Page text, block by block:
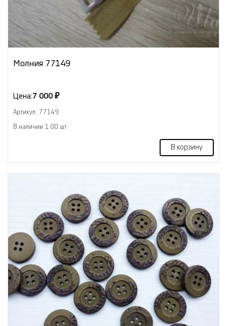
Молния 77149
Цена:7 000 ₽
Артикул: 77149
В наличии 1.00 шт
В корзину